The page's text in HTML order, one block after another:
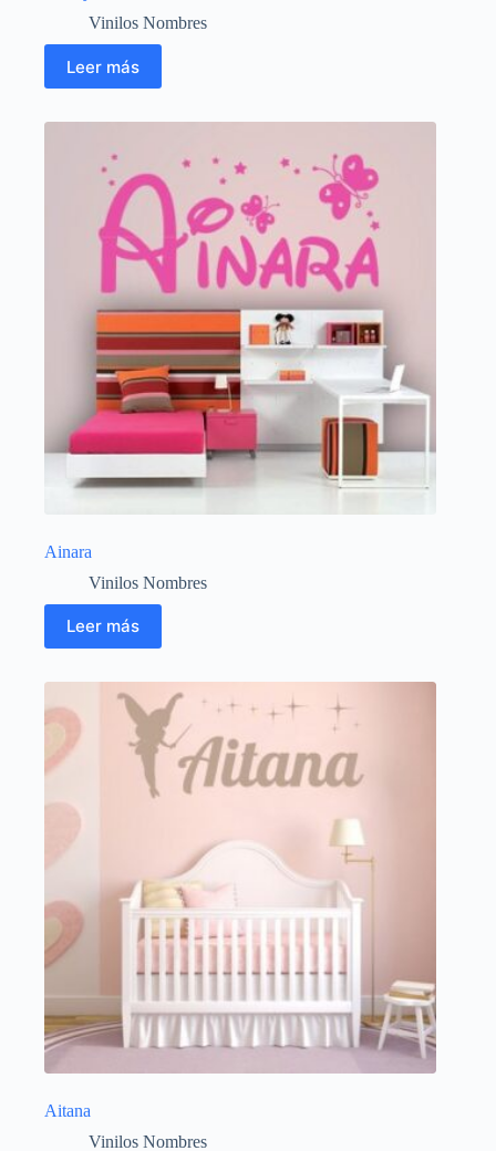
Vinilos Nombres
Leer más
Ainara
Vinilos Nombres
Leer más
Aitana
Vinilos Nombres